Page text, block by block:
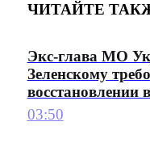
ЧИТАЙТЕ
Экс-глава МО
Зеленскому
восстановлении
03:50